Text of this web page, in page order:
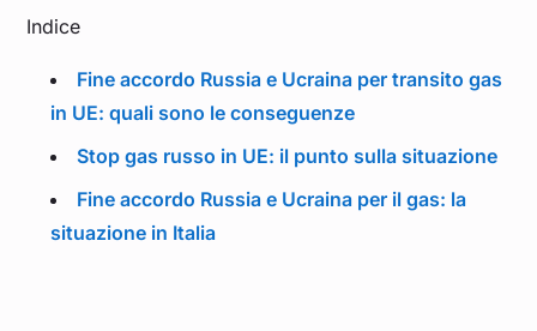
Indice
Fine accordo Russia e Ucraina per transito gas
in UE: quali sono le conseguenze
Stop gas russo in UE: il punto sulla situazione
Fine accordo Russia e Ucraina per il gas: la
situazione in Italia